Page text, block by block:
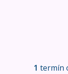
1 termín